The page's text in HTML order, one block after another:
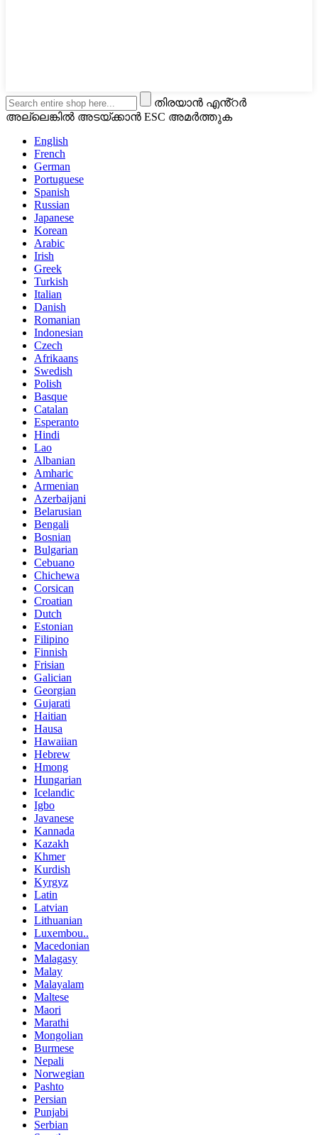
തിരയാൻ എൻ്റർ
അല്ലെങ്കിൽ അടയ്ക്കാൻ ESC അമർത്തുക
English
French
German
Portuguese
Spanish
Russian
Japanese
Korean
Arabic
Irish
Greek
Turkish
Italian
Danish
Romanian
Indonesian
Czech
Afrikaans
Swedish
Polish
Basque
Catalan
Esperanto
Hindi
Lao
Albanian
Amharic
Armenian
Azerbaijani
Belarusian
Bengali
Bosnian
Bulgarian
Cebuano
Chichewa
Corsican
Croatian
Dutch
Estonian
Filipino
Finnish
Frisian
Galician
Georgian
Gujarati
Haitian
Hausa
Hawaiian
Hebrew
Hmong
Hungarian
Icelandic
Igbo
Javanese
Kannada
Kazakh
Khmer
Kurdish
Kyrgyz
Latin
Latvian
Lithuanian
Luxembou..
Macedonian
Malagasy
Malay
Malayalam
Maltese
Maori
Marathi
Mongolian
Burmese
Nepali
Norwegian
Pashto
Persian
Punjabi
Serbian